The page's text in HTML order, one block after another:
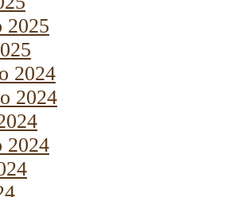
2025
2024
2024
2024